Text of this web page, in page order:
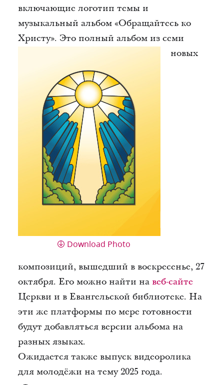
включающие логотип темы и
музыкальный альбом «Обращайтесь ко
Христу».
Download Photo
Это полный альбом из семи
новых
композиций, вышедший в воскресенье, 27
октября. Его можно найти на веб-сайте
Церкви и в Евангельской библиотеке. На
эти же платформы по мере готовности
будут добавляться версии альбома на
разных языках.
Ожидается также выпуск видеоролика
для молодёжи на тему 2025 года.